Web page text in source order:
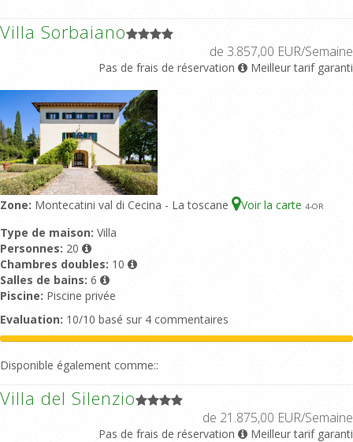
Villa Sorbaiano
de 3.857,00 EUR/Semaine
Pas de frais de réservation Meilleur tarif garanti
Zone: Montecatini val di Cecina - La toscane Voir la carte 4-OR
Type de maison: Villa
Personnes: 20
Chambres doubles: 10
Salles de bains: 6
Piscine: Piscine privée
Evaluation: 10/10 basé sur 4 commentaires
Disponible également comme::
Villa del Silenzio
de 21.875,00 EUR/Semaine
Pas de frais de réservation Meilleur tarif garanti